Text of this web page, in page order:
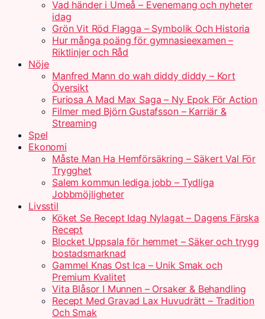
Vad händer i Umeå – Evenemang och nyheter
idag
Grön Vit Röd Flagga – Symbolik Och Historia
Hur många poäng för gymnasieexamen –
Riktlinjer och Råd
Nöje
Manfred Mann do wah diddy diddy – Kort
Översikt
Furiosa A Mad Max Saga – Ny Epok För Action
Filmer med Björn Gustafsson – Karriär &
Streaming
Spel
Ekonomi
Måste Man Ha Hemförsäkring – Säkert Val För
Trygghet
Salem kommun lediga jobb – Tydliga
Jobbmöjligheter
Livsstil
Köket Se Recept Idag Nylagat – Dagens Färska
Recept
Blocket Uppsala för hemmet – Säker och trygg
bostadsmarknad
Gammel Knas Ost Ica – Unik Smak och
Premium Kvalitet
Vita Blåsor I Munnen – Orsaker & Behandling
Recept Med Gravad Lax Huvudrätt – Tradition
Och Smak